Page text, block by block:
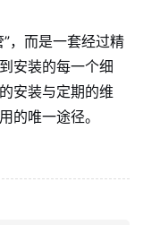
，而是一套经过精
安装的每一个细
安装与定期的维
的唯一途径。